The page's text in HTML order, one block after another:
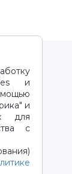
и
и
для
с